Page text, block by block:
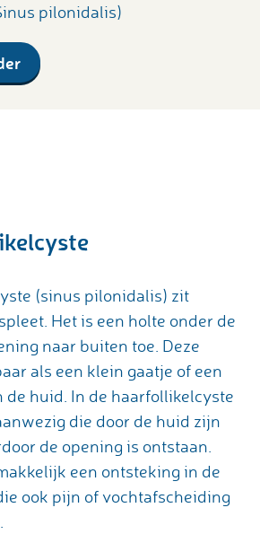
pilonidalis)
(sinus pilonidalis) zit
Het is een holte onder de
naar buiten toe. Deze
als een klein gaatje of een
huid. In de haarfollikelcyste
die door de huid zijn
de opening is ontstaan.
een ontsteking in de
ook pijn of vochtafscheiding